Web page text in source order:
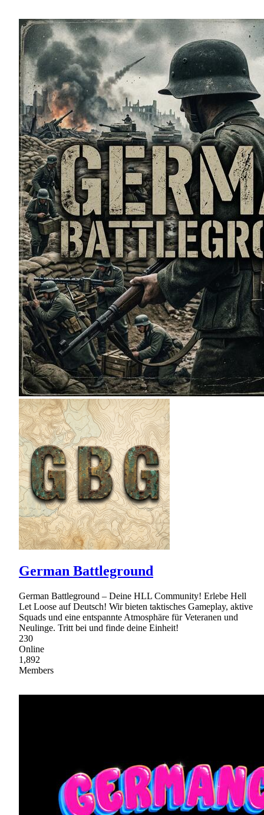
German Battleground
German Battleground – Deine HLL Community! Erlebe Hell
Let Loose auf Deutsch! Wir bieten taktisches Gameplay, aktive
Squads und eine entspannte Atmosphäre für Veteranen und
Neulinge. Tritt bei und finde deine Einheit!
230
Online
1,892
Members